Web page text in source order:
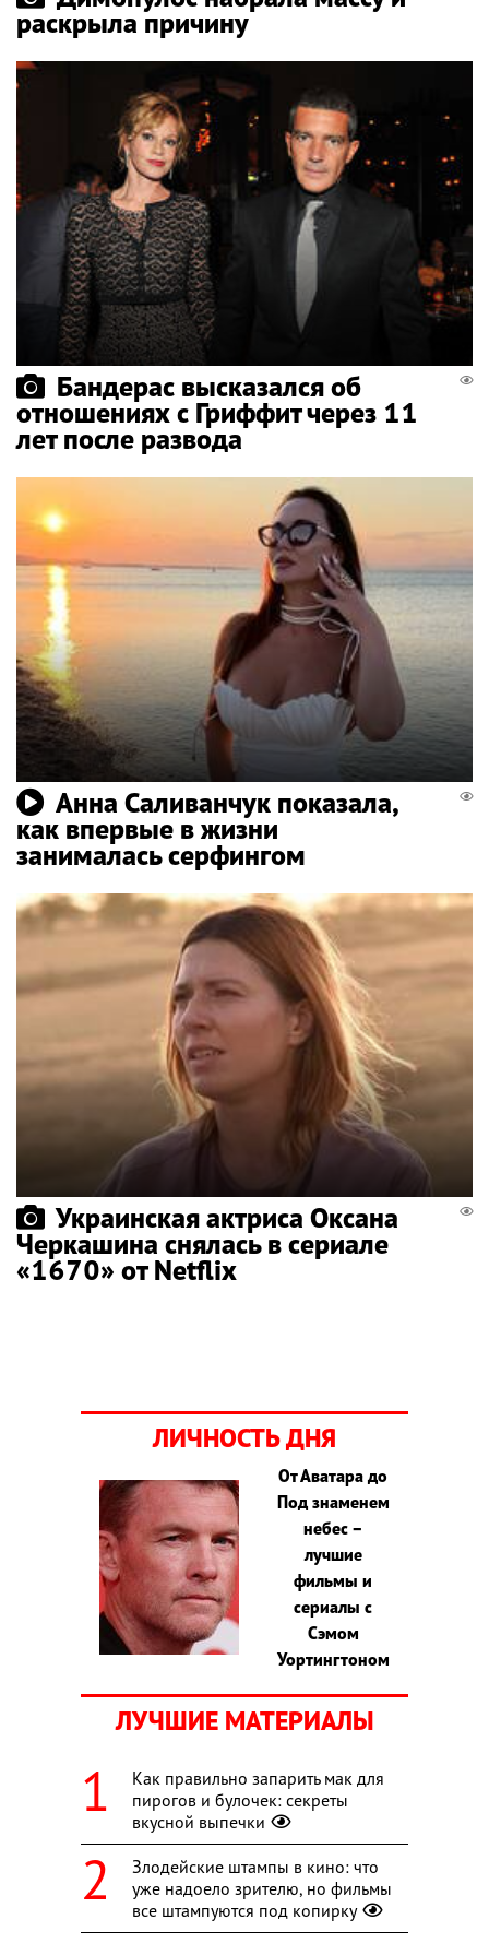
раскрыла причину
Бандерас высказался об
отношениях с Гриффит через 11
лет после развода
Анна Саливанчук показала,
как впервые в жизни
занималась серфингом
Украинская актриса Оксана
Черкашина снялась в сериале
«1670» от Netflix
ЛИЧНОСТЬ ДНЯ
От Аватара до
Под знаменем
небес –
лучшие
фильмы и
сериалы с
Сэмом
Уортингтоном
ЛУЧШИЕ МАТЕРИАЛЫ
Как правильно запарить мак для
пирогов и булочек: секреты
вкусной выпечки
Злодейские штампы в кино: что
уже надоело зрителю, но фильмы
все штампуются под копирку